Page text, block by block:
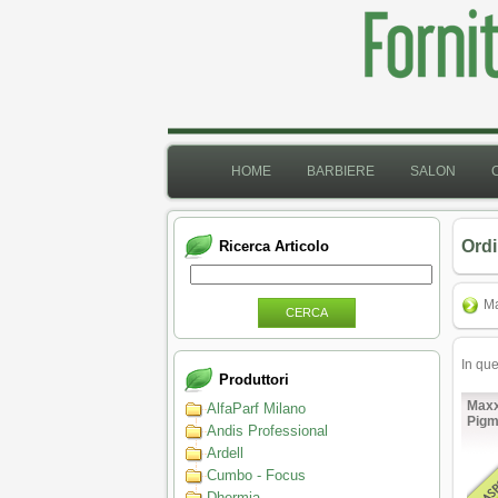
HOME BARBIERE SALON
Ricerca Articolo
CERCA
Produttori
AlfaParf Milano
Andis Professional
Ardell
Cumbo - Focus
In